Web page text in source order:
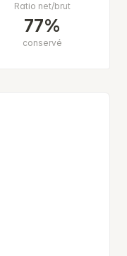
Ratio net/brut
77%
conservé